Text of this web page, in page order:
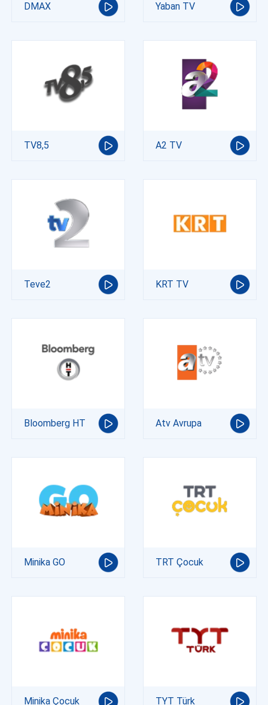
DMAX Yaban TV
TV8,5 A2 TV
Teve2 KRT TV
Bloomberg HT Atv Avrupa
Minika GO TRT Çocuk
Minika Çocuk TYT Türk